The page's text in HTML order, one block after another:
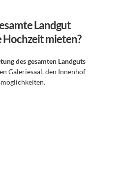
Landgut
mieten?
des gesamten Landguts
Galeriesaal, den Innenhof